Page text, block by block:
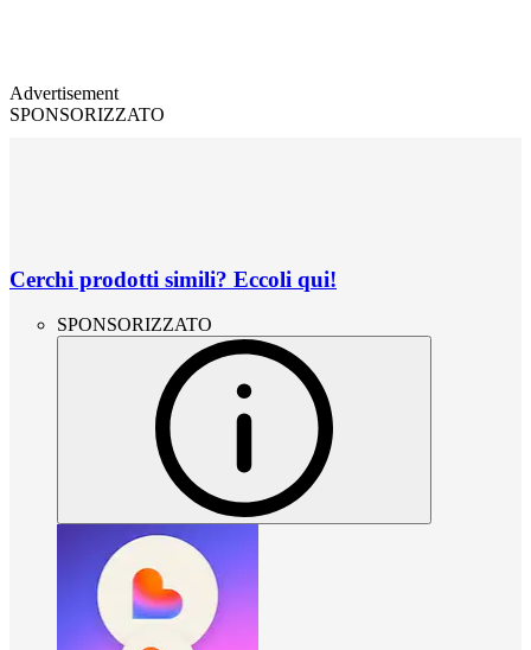
Advertisement
SPONSORIZZATO
Cerchi prodotti simili? Eccoli qui!
SPONSORIZZATO